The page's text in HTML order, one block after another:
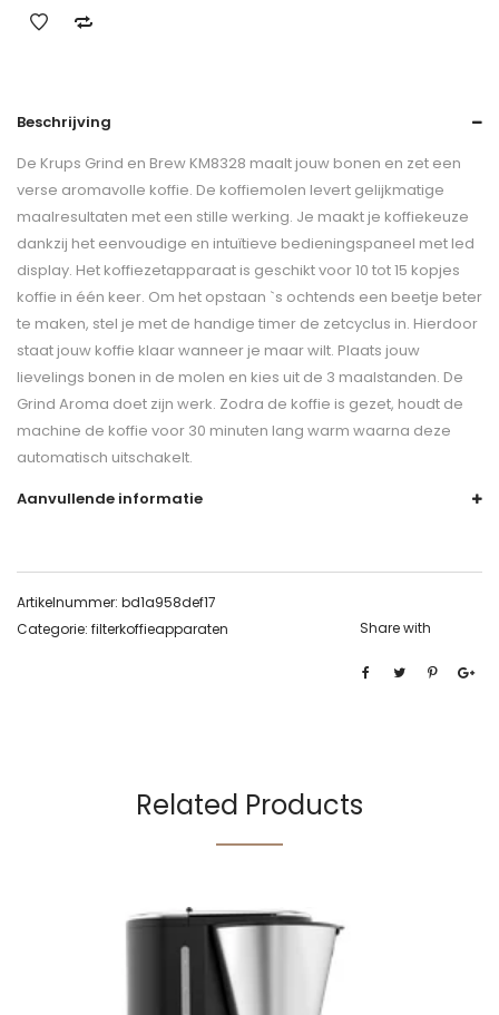
Beschrijving
De Krups Grind en Brew KM8328 maalt jouw bonen en zet een
verse aromavolle koffie. De koffiemolen levert gelijkmatige
maalresultaten met een stille werking. Je maakt je koffiekeuze
dankzij het eenvoudige en intuïtieve bedieningspaneel met led
display. Het koffiezetapparaat is geschikt voor 10 tot 15 kopjes
koffie in één keer. Om het opstaan `s ochtends een beetje beter
te maken, stel je met de handige timer de zetcyclus in. Hierdoor
staat jouw koffie klaar wanneer je maar wilt. Plaats jouw
lievelings bonen in de molen en kies uit de 3 maalstanden. De
Grind Aroma doet zijn werk. Zodra de koffie is gezet, houdt de
machine de koffie voor 30 minuten lang warm waarna deze
automatisch uitschakelt.
Aanvullende informatie
Artikelnummer: bd1a958def17
Categorie: filterkoffieapparaten Share with
Related Products